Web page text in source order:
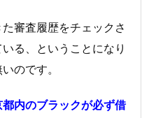
審査履歴をチェックさ
る、ということになり
のです。
都内のブラックが必ず借